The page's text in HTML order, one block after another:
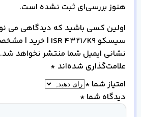
هنوز بررسی‌ای ثبت نشده است.
اولین کسی باشید که دیدگاهی می
سیسکو ISR 4321/K9 | خرید | مشخصات فنی”
نشانی ایمیل شما منتشر نخواهد شد.
علامت‌گذاری شده‌اند *
امتیاز شما *
دیدگاه شما *